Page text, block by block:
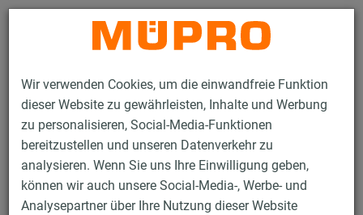
Wir verwenden Cookies, um die einwandfreie Funktion
dieser Website zu gewährleisten, Inhalte und Werbung
zu personalisieren, Social-Media-Funktionen
bereitzustellen und unseren Datenverkehr zu
analysieren. Wenn Sie uns Ihre Einwilligung geben,
können wir auch unsere Social-Media-, Werbe- und
Analysepartner über Ihre Nutzung dieser Website
Kontakt
Produkte Befestigungstechnik
Schallschutz
Rohrschellen mit Schalldämmung
ISO-Schellen RG 80